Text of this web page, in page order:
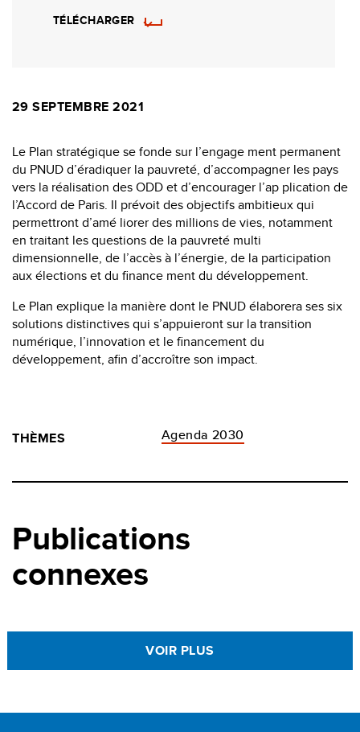
TÉLÉCHARGER
29 SEPTEMBRE 2021
Le Plan stratégique se fonde sur l’engage ment permanent
du PNUD d’éradiquer la pauvreté, d’accompagner les pays
vers la réalisation des ODD et d’encourager l’ap plication de
l’Accord de Paris. Il prévoit des objectifs ambitieux qui
permettront d’amé liorer des millions de vies, notamment
en traitant les questions de la pauvreté multi
dimensionnelle, de l’accès à l’énergie, de la participation
aux élections et du finance ment du développement.
Le Plan explique la manière dont le PNUD élaborera ses six
solutions distinctives qui s’appuieront sur la transition
numérique, l’innovation et le financement du
développement, afin d’accroître son impact.
THÈMES Agenda 2030
Publications
connexes
VOIR PLUS